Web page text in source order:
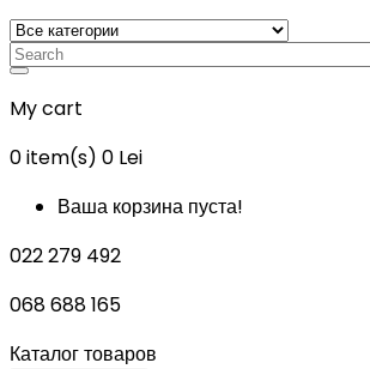
My cart
0item(s) 0 Lei
Ваша корзина пуста!
022 279 492
068 688 165
Каталог товаров